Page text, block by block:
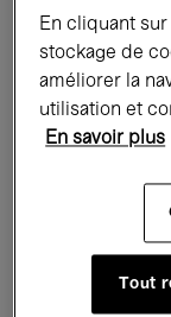
Tous les
Expositions
Musique
En cliquant
stockage de
améliorer la
utilisation et
En savoir plus
Tout